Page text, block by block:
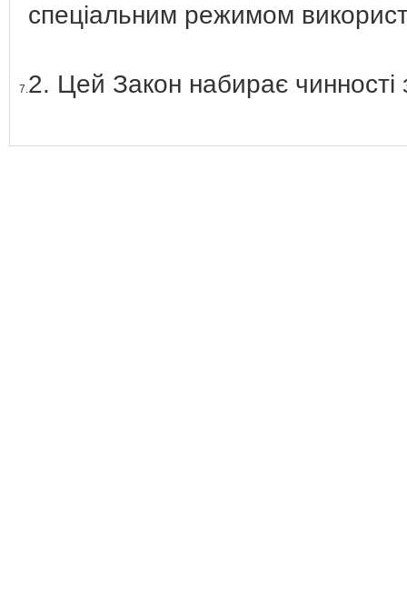
спеціальним режимом
7.2. Цей Закон набирає чинності